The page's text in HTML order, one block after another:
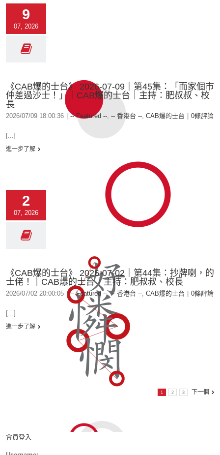
9
07, 2026
《CAB爆的士台》 2026-07-09｜第45集：「而家個市
仲差過沙士！」｜CAB爆的士台｜主持：肥叔叔、校
長
2026/07/09 18:00:36 -- Featured --, -- 香港台 --, CAB爆的士台 0條評論
[...]
進一步了解
2
07, 2026
《CAB爆的士台》 2026-07-02｜第44集：抄牌喇，的
士佬！｜CAB爆的士台｜主持：肥叔叔、校長
2026/07/02 20:00:05 | -- Featured --,-- 香港台 --, CAB爆的士台 0條評論
[...]
進一步了解
1 2 3 下一個
會員登入